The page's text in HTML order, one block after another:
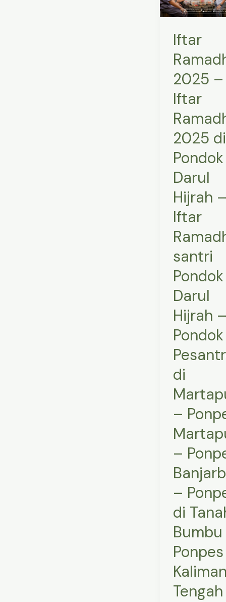
Iftar
2025 –
Iftar
2025 di
Pondok
Darul
Hijrah –
Iftar
santri
Pondok
Darul
Hijrah –
Pondok
di
–
–
–
di
Ponpes
Tengah
Iftar
2025
di
Pondok
Darul
Hijrah
Iftar
Ramadhan
santri
Pondok
Darul
Hijrah
Pondok
Pesantren
Martapura
–
Ponpes
–
Ponpes
Banjarbaru
–
Ponpes
di
Tanah
Bumbu
–
Ponpes
Kalimantan
Tengah